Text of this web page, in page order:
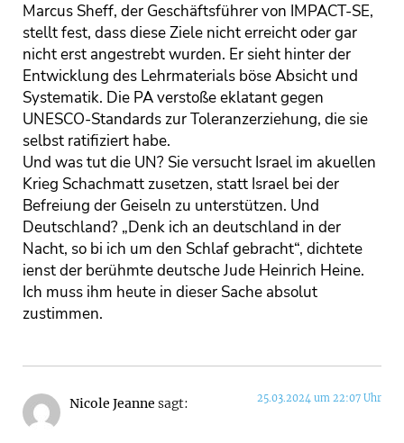
Marcus Sheff, der Geschäftsführer von IMPACT-SE,
stellt fest, dass diese Ziele nicht erreicht oder gar
nicht erst angestrebt wurden. Er sieht hinter der
Entwicklung des Lehrmaterials böse Absicht und
Systematik. Die PA verstoße eklatant gegen
UNESCO-Standards zur Toleranzerziehung, die sie
selbst ratifiziert habe.
Und was tut die UN? Sie versucht Israel im akuellen
Krieg Schachmatt zusetzen, statt Israel bei der
Befreiung der Geiseln zu unterstützen. Und
Deutschland? „Denk ich an deutschland in der
Nacht, so bi ich um den Schlaf gebracht“, dichtete
ienst der berühmte deutsche Jude Heinrich Heine.
Ich muss ihm heute in dieser Sache absolut
zustimmen.
Nicole Jeanne sagt: 25.03.2024 um 22:07 Uhr